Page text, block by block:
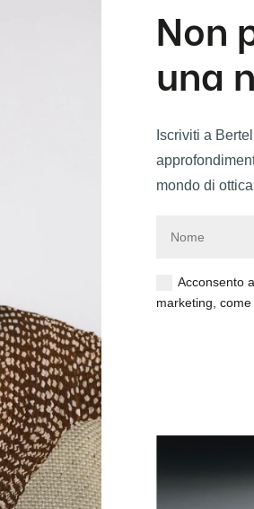
Non
una
Iscriviti a
mondo di
Acconsento
marketing,